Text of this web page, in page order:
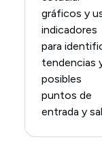
gráficos y
indicadores
para
tendencias
posibles
puntos de
entrada y